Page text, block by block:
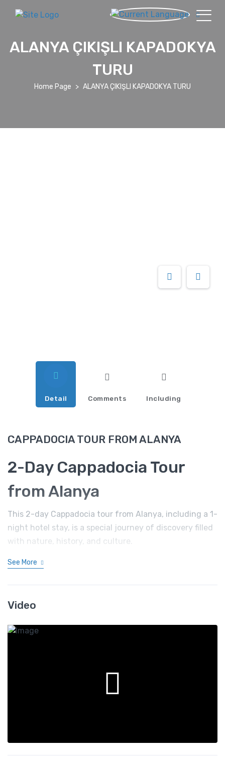
ALANYA ÇIKIŞLI KAPADOKYA
TURU
Home Page ALANYA ÇIKIŞLI KAPADOKYA TURU
Detail Comments Including
CAPPADOCIA TOUR FROM ALANYA
2-Day Cappadocia Tour
from Alanya
This 2-day Cappadocia tour from Alanya, including a 1-
night hotel stay, is a special journey of discovery filled
with nature, history, and culture.
See More
Video